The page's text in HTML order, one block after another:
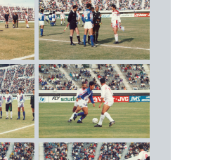
第2戦
共和国
第3戦 イラン
浜マリノス）
ンフレッチェ広島）
DF
浜フリューゲルス）
浜マリノス）
ルディ川崎）
浜マリノス） Cap.